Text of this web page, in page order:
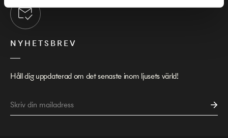
NYHETSBREV
Håll dig uppdaterad om det senaste inom ljusets värld!